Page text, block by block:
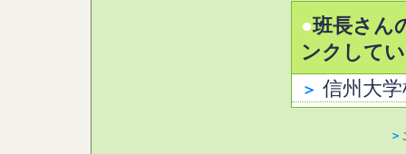
●班長さん
ンクして
＞ 信州大
＞